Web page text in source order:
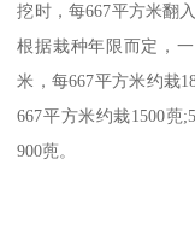
挖时，每667平方米翻
根据栽种年限而定，
米，每667平方米约栽
667平方米约栽1500蔸
900蔸。